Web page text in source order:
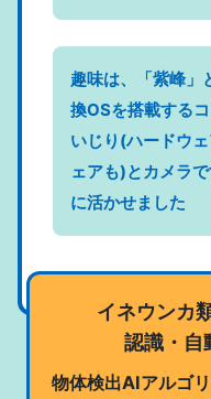
趣味は、「紫峰」
換OSを搭載する
いじり(ハードウ
ェアも)とカメラ
に活かせました
イネウンカ
認識・自
物体検出AIアルゴ